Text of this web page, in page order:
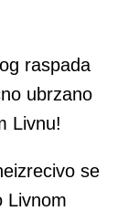
raspada
ubrzano
Livnu!
se
Livnom